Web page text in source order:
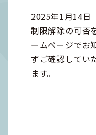
2025年1月14日
制限解除の可否
ームページでお
ずご確認してい
ます。